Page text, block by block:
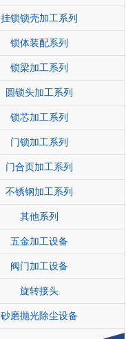
挂锁锁壳加工系列
锁体装配系列
锁梁加工系列
圆锁头加工系列
锁芯加工系列
门锁加工系列
门合页加工系列
不锈钢加工系列
其他系列
五金加工设备
阀门加工设备
旋转接头
砂磨抛光除尘设备